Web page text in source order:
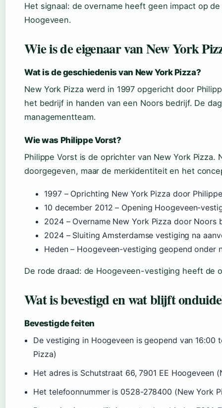
Het signaal: de overname heeft geen impact op
Hoogeveen.
Wie is de eigenaar van New York
Wat is de geschiedenis van New York Pizza?
New York Pizza werd in 1997 opgericht door
het bedrijf in handen van een Noors bedrijf. De
managementteam.
Wie was Philippe Vorst?
Philippe Vorst is de oprichter van New York
doorgegeven, maar de merkidentiteit en het
1997– Oprichting New York Pizza door
10 december 2012 – Opening Hoogeveen-
2024– Overname New York Pizza door Noors
2024– Sluiting Amsterdamse vestiging na
Heden – Hoogeveen-vestiging geopend onder
De rode draad: de Hoogeveen-vestiging heeft de
Wat is bevestigd en wat blijft
Bevestigde feiten
De vestiging in Hoogeveen is geopend van
Pizza)
Het adres is Schutstraat 66, 7901 EE Hoogeveen
Het telefoonnummer is 0528-278400 (New York